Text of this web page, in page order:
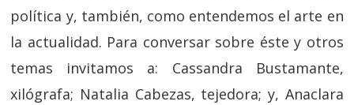
política y, también, como entendemos el arte en
la actualidad. Para conversar sobre éste y otros
temas invitamos a: Cassandra Bustamante,
xilógrafa; Natalia Cabezas, tejedora; y, Anaclara